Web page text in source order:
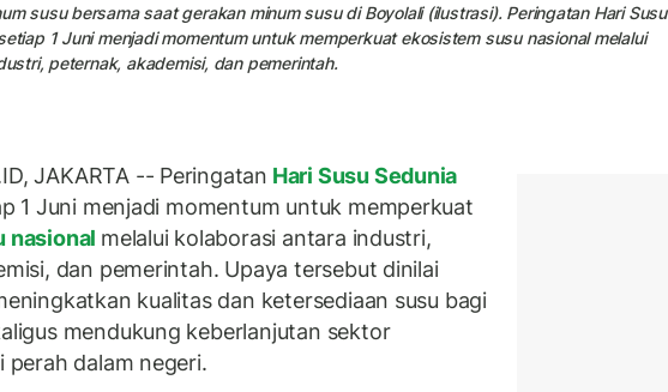
susu bersama saat gerakan minum susu di Boyolali (ilustrasi). Peringatan Hari Susu
1 Juni menjadi momentum untuk memperkuat ekosistem susu nasional melalui
peternak, akademisi, dan pemerintah.
JAKARTA -- Peringatan Hari Susu Sedunia
1 Juni menjadi momentum untuk memperkuat
nasional melalui kolaborasi antara industri,
dan pemerintah. Upaya tersebut dinilai
kualitas dan ketersediaan susu bagi
mendukung keberlanjutan sektor
perah dalam negeri.